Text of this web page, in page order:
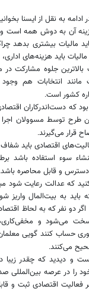
به نقل از ایسنا
هزینه آن به دوش همه
مالیات بیشتری بدهد
باید هزینه‌های
جلوه‌ مشارکت
انتخابات هم وجود
کشور است
که دست‌اندرکاران
طرح توسط مسوولان
قرار می‌گیرند
اقتصادی باید شفاف
سوء استفاده باشد
دسترس و قابل محاصره باشد
که عدالت رعایت شود
باید به بیت‌المال واریز
دو نفر که به لحاظ
سخت می‌شود و
طوری حساب کنند گویی
می‌کنند
و دیدید که چقدر زیبا
را در عرصه بین‌المللی صد
فعالیت اقتصادی ثبت و